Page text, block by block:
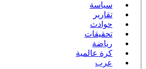
سياسة
تقارير
حوادث
تحقيقات
رياضة
كرة عالمية
عرب